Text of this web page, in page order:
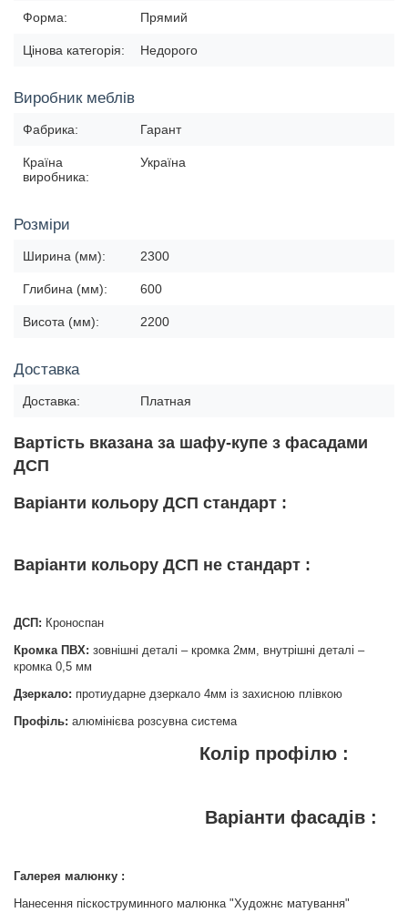
Форма: Прямий
Цінова категорія: Недорого
Виробник меблів
Фабрика: Гарант
Країна
виробника:
Україна
Розміри
Ширина (мм): 2300
Глибина (мм): 600
Висота (мм): 2200
Доставка
Доставка: Платная
Вартість вказана за шафу-купе з фасадами
ДСП
Варіанти кольору ДСП стандарт :
Варіанти кольору ДСП не стандарт :
ДСП: Кроноспан
Кромка ПВХ: зовнішні деталі – кромка 2мм, внутрішні деталі –
кромка 0,5 мм
Дзеркало: протиударне дзеркало 4мм із захисною плівкою
Профіль: алюмінієва розсувна система
Колір профілю :
Варіанти фасадів :
Галерея малюнку :
Нанесення піскоструминного малюнка "Художнє матування"